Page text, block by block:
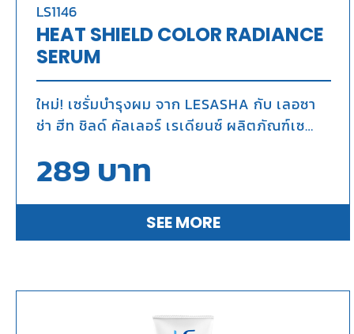
LS1146
HEAT SHIELD COLOR RADIANCE
SERUM
ใหม่! เซรั่มบำรุงผม จาก LESASHA กับ เลอซา
ช่า ฮีท ชิลด์ คัลเลอร์ เรเดียนซ์ ผลิตภัณฑ์เซ
จากความร้อนและปกป้องสีผมให้ดูสดใส เปล่ง
289 บาท
SEE MORE